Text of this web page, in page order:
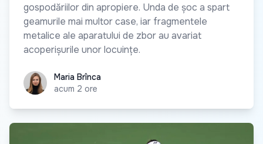
gospodăriilor din apropiere. Unda de șoc a spart
geamurile mai multor case, iar fragmentele
metalice ale aparatului de zbor au avariat
acoperișurile unor locuințe.
Maria BrîncaMaria Brînca
acum 2 ore